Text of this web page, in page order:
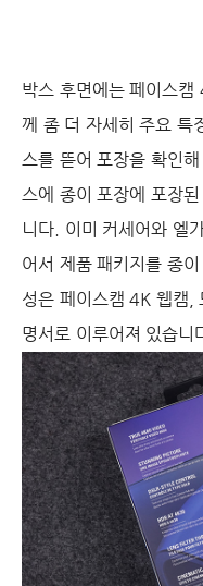
박스 후면에는 페이스
께 좀 더 자세히 주요 특
스를 뜯어 포장을 확인
스에 종이 포장에 포장
니다. 이미 커세어와 엘
어서 제품 패키지를 종
성은 페이스캠 4K 웹캠,
명서로 이루어져 있습니